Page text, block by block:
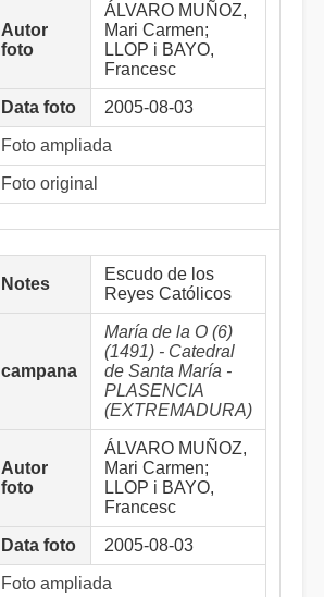
Autor
foto
ÁLVARO MUÑOZ,
Mari Carmen;
LLOP i BAYO,
Francesc
Data foto 2005-08-03
Foto ampliada
Foto original
Notes
Escudo de los
Reyes Católicos
campana
María de la O (6)
(1491) - Catedral
de Santa María -
PLASENCIA
(EXTREMADURA)
Autor
foto
ÁLVARO MUÑOZ,
Mari Carmen;
LLOP i BAYO,
Francesc
Data foto 2005-08-03
Foto ampliada